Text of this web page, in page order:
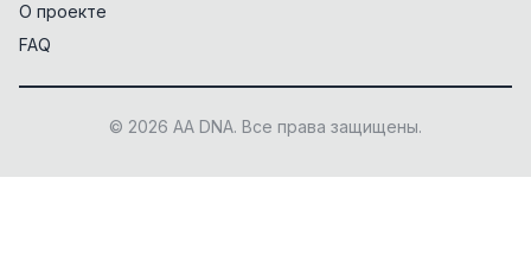
О проекте
FAQ
© 2026 AA DNA. Все права защищены.